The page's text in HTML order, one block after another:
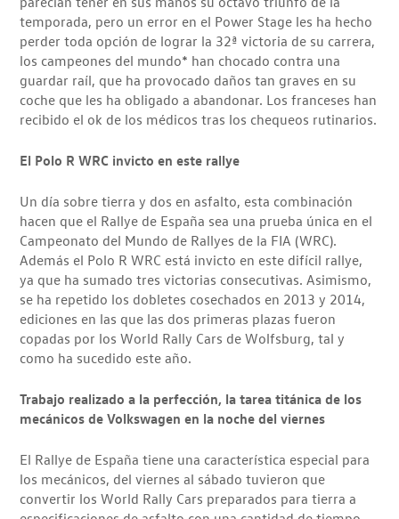
temporada, pero un error en el Power Stage les ha hecho
perder toda opción de lograr la 32ª victoria de su carrera,
los campeones del mundo* han chocado contra una
guardar raíl, que ha provocado daños tan graves en su
coche que les ha obligado a abandonar. Los franceses han
recibido el ok de los médicos tras los chequeos rutinarios.
El Polo R WRC invicto en este rallye
Un día sobre tierra y dos en asfalto, esta combinación
hacen que el Rallye de España sea una prueba única en el
Campeonato del Mundo de Rallyes de la FIA (WRC).
Además el Polo R WRC está invicto en este difícil rallye,
ya que ha sumado tres victorias consecutivas. Asimismo,
se ha repetido los dobletes cosechados en 2013 y 2014,
ediciones en las que las dos primeras plazas fueron
copadas por los World Rally Cars de Wolfsburg, tal y
como ha sucedido este año.
Trabajo realizado a la perfección, la tarea titánica de los
mecánicos de Volkswagen en la noche del viernes
El Rallye de España tiene una característica especial para
los mecánicos, del viernes al sábado tuvieron que
convertir los World Rally Cars preparados para tierra a